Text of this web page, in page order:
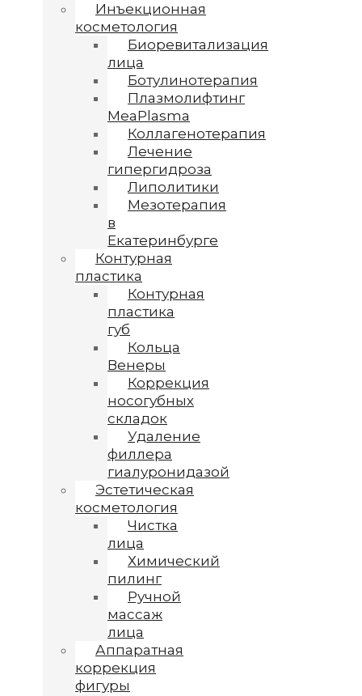
Инъекционная
косметология
Биоревитализация
лица
Ботулинотерапия
Плазмолифтинг
MeaPlasma
Коллагенотерапия
Лечение
гипергидроза
Липолитики
Мезотерапия
в
Екатеринбурге
Контурная
пластика
Контурная
пластика
губ
Кольца
Венеры
Коррекция
носогубных
складок
Удаление
филлера
гиалуронидазой
Эстетическая
косметология
Чистка
лица
Химический
пилинг
Ручной
массаж
лица
Аппаратная
коррекция
фигуры